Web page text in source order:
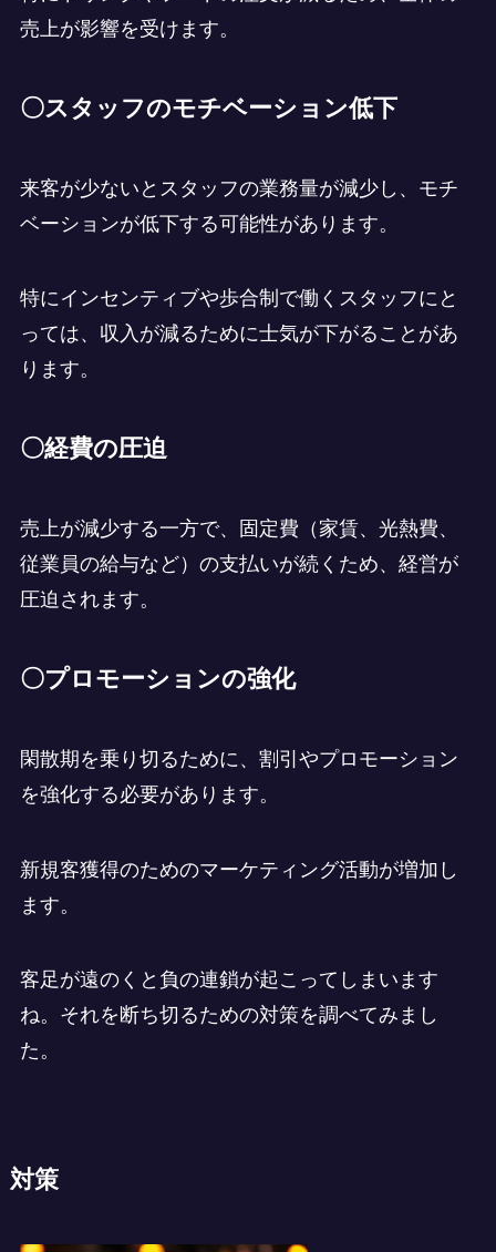
売上が影響を受けます。
〇スタッフのモチベーション低下
来客が少ないとスタッフの業務量が減少し、モチ
ベーションが低下する可能性があります。
特にインセンティブや歩合制で働くスタッフにと
っては、収入が減るために士気が下がることがあ
ります。
〇経費の圧迫
売上が減少する一方で、固定費（家賃、光熱費、
従業員の給与など）の支払いが続くため、経営が
圧迫されます。
〇プロモーションの強化
閑散期を乗り切るために、割引やプロモーション
を強化する必要があります。
新規客獲得のためのマーケティング活動が増加し
ます。
客足が遠のくと負の連鎖が起こってしまいます
ね。それを断ち切るための対策を調べてみまし
た。
対策